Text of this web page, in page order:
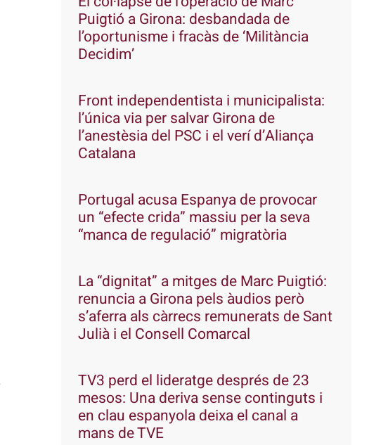
Puigtió a Girona: desbandada de
l’oportunisme i fracàs de ‘Militància
Decidim’
Front independentista i municipalista:
l’única via per salvar Girona de
l’anestèsia del PSC i el verí d’Aliança
Catalana
Portugal acusa Espanya de provocar
un “efecte crida” massiu per la seva
“manca de regulació” migratòria
La “dignitat” a mitges de Marc Puigtió:
renuncia a Girona pels àudios però
s’aferra als càrrecs remunerats de Sant
Julià i el Consell Comarcal
TV3 perd el lideratge després de 23
mesos: Una deriva sense continguts i
en clau espanyola deixa el canal a
mans de TVE